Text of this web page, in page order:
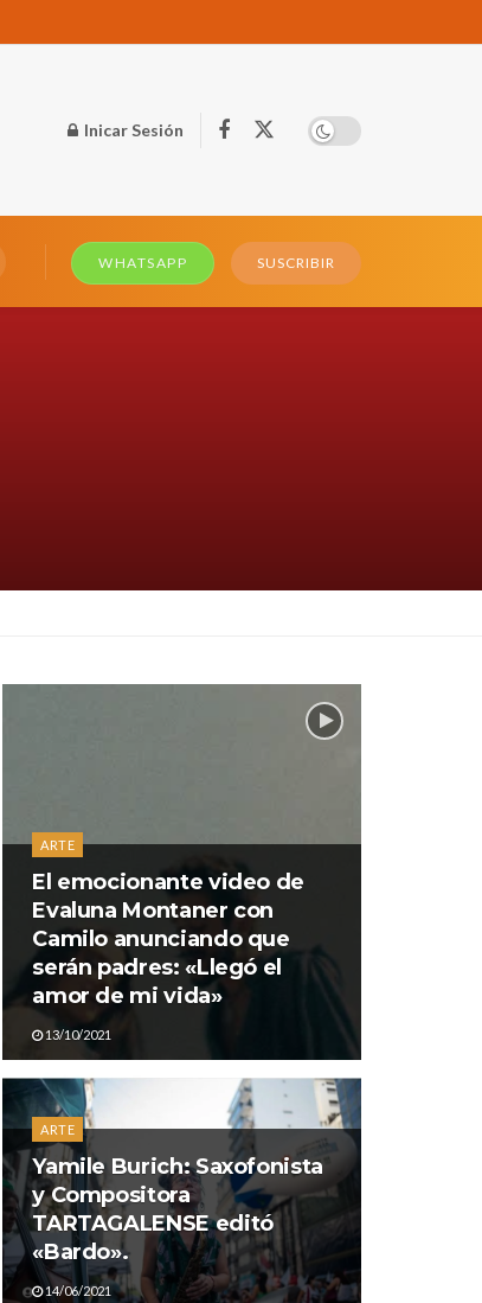
Inicar Sesión
WHATSAPP SUSCRIBIR
ARTE
El emocionante video de
Evaluna Montaner con
Camilo anunciando que
serán padres: «Llegó el
amor de mi vida»
13/10/2021
ARTE
Yamile Burich: Saxofonista
y Compositora
TARTAGALENSE editó
«Bardo».
14/06/2021